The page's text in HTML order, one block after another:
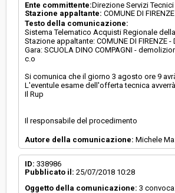
Ente committente:Direzione Servizi Tecnici
Stazione appaltante: COMUNE DI FIRENZE
Testo della comunicazione:
Sistema Telematico Acquisti Regionale
Stazione appaltante: COMUNE DI FIRENZE
Gara: SCUOLA DINO COMPAGNI -
c.o
Si comunica che il giorno 3 agosto ore 9
L'eventule esame dell'offerta tecnica
Il Rup
Il responsabile del procedimento
Autore della comunicazione: Michele
ID: 338986
Pubblicato il: 25/07/2018 10:28
Oggetto della comunicazione: 3